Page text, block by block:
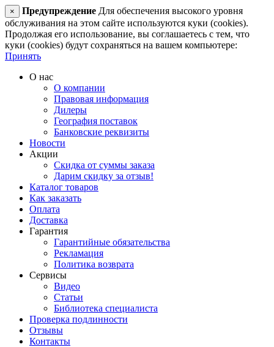
× Предупреждение Для обеспечения высокого уровня
обслуживания на этом сайте используются куки (cookies).
Продолжая его использование, вы соглашаетесь с тем, что
куки (cookies) будут сохраняться на вашем компьютере:
Принять
О нас
О компании
Правовая информация
Дилеры
География поставок
Банковские реквизиты
Новости
Акции
Скидка от суммы заказа
Дарим скидку за отзыв!
Каталог товаров
Как заказать
Оплата
Доставка
Гарантия
Гарантийные обязательства
Рекламация
Политика возврата
Сервисы
Видео
Статьи
Библиотека специалиста
Проверка подлинности
Отзывы
Контакты